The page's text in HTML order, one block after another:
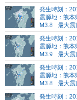
発生時刻：
震源地：熊本
M3.8
最大震
発生時刻：
震源地：熊本
M3.9
最大震
発生時刻：
震源地：熊本
M3.8
最大震
発生時刻：